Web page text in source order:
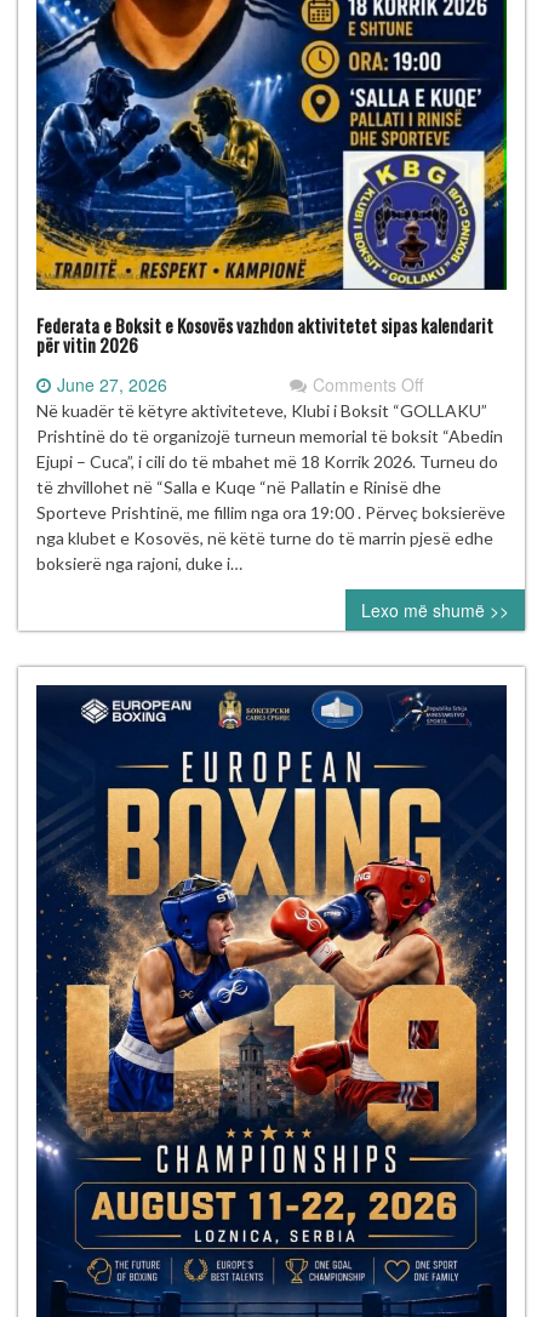
Federata e Boksit e Kosovës vazhdon aktivitetet sipas kalendarit
për vitin 2026
June 27, 2026 Comments Offon
Federata
e
Boksit
e
Kosovës
vazhdon
sipas
kalendarit
për
vitin
2026
Në kuadër të këtyre aktiviteteve, Klubi i Boksit “GOLLAKU”
Prishtinë do të organizojë turneun memorial të boksit “Abedin
Ejupi – Cuca”, i cili do të mbahet më 18 Korrik 2026. Turneu do
të zhvillohet në “Salla e Kuqe “në Pallatin e Rinisë dhe
Sporteve Prishtinë, me fillim nga ora 19:00 . Përveç boksierëve
nga klubet e Kosovës, në këtë turne do të marrin pjesë edhe
boksierë nga rajoni, duke i…
Lexo më shumë >>